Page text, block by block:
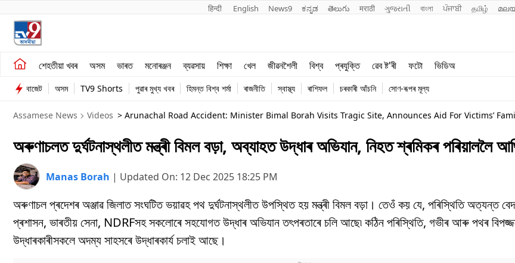
हिन्दी English News9 ಕನ್ನಡ తెలుగు मराठी ગુજરાતી বাংলা ਪੰਜਾਬੀ தமிழ்
শেহতীয়া খবৰ অসম ভাৰত মনোৰঞ্জন ব্যৱসায় শিক্ষা খেল জীৱনশৈলী বিশ্ব প্ৰযুক্তি ৱেব ষ্ট'ৰী ফটো ভিডিঅ
শেহতীয়া খবৰ
অসম
ভাৰত
ব্যৱসায়
খেল
জীৱনশৈলী
বাজেট অসম TV9 Shorts পুৱাৰ মুখ্য খবৰ হিমন্ত বিশ্ব শৰ্মা ৰাজনীতি স্বাস্থ্য ৰাশিফল চৰকাৰী আঁচনি সোণ-ৰূপৰ মূল্য
Assamese News Videos > Arunachal Road Accident: Minister Bimal Borah Visits Tragic Site, Announces Aid For Victims’
অৰুণাচলত দুৰ্ঘটনাস্থলীত মন্ত্ৰী বিমল বড়া, অব্যাহত উদ্ধাৰ অভিযান, নিহত শ্ৰমিকৰ পৰিয়াললৈ
Manas Borah | Updated On: 12 Dec 2025 18:25 PM
অৰুণাচল প্ৰদেশৰ অঞ্জাৱ জিলাত সংঘটিত ভয়াৱহ পথ দুৰ্ঘটনাস্থলীত উপস্থিত হয় মন্ত্ৰী বিমল বড়া। তেওঁ কয় যে, পৰিস্থিতি অত্যন্ত
প্ৰশাসন, ভাৰতীয় সেনা, NDRFসহ সকলোৰে সহযোগত উদ্ধাৰ অভিযান তৎপৰতাৰে চলি আছে৷ কঠিন পৰিস্থিতি, গভীৰ আৰু পথৰ
উদ্ধাৰকাৰীসকলে অদম্য সাহসৰে উদ্ধাৰকাৰ্য চলাই আছে।